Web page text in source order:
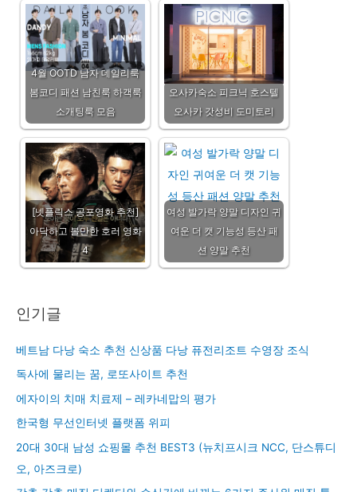
4월 OOTD 남자 데일리룩
봄코디 패션 남친룩 하객룩
소개팅룩 모음
오사카숙소 피크닉 호스텔
오사카 갓성비 도미토리
[넷플릭스 공포영화 추천]
아닥하고 볼만한 호러 영화
4
여성 발가락 양말 디자인 귀
여운 더 캣 기능성 등산 패
션 양말 추천
인기글
베트남 다낭 숙소 추천 신상품 다낭 퓨전리조트 수영장 조식
독사에 물리는 꿈, 로또사이트 추천
에자이의 치매 치료제 – 레카네맙의 평가
한국형 무선인터넷 플랫폼 위피
20대 30대 남성 쇼핑몰 추천 BEST3 (뉴치프시크 NCC, 단스튜디
오, 아즈크로)